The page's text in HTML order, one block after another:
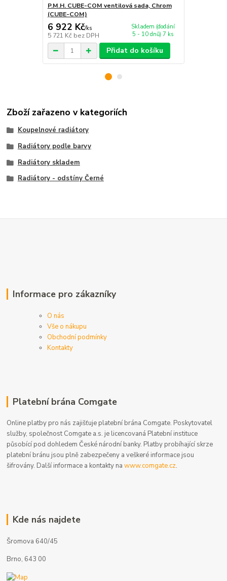
P.M.H. CUBE-COM ventilová sada, Chrom
(CUBE-COM)
6 922 Kč/ks
5 721 Kč bez DPH
Skladem (dodání
5 - 10 dnů) 7 ks
Přidat do košíku
Zboží zařazeno v kategoriích
Koupelnové radiátory
Radiátory podle barvy
Radiátory skladem
Radiátory - odstíny Černé
Informace pro zákazníky
O nás
Vše o nákupu
Obchodní podmínky
Kontakty
Platební brána Comgate
Online platby pro nás zajišťuje platební brána Comgate. Poskytovatel
služby, společnost Comgate a.s. je licencovaná Platební instituce
působící pod dohledem České národní banky. Platby probíhající skrze
platební bránu jsou plně zabezpečeny a veškeré informace jsou
šifrovány. Další informace a kontakty nawww.comgate.cz.
Kde nás najdete
Šromova 640/45
Brno, 643 00